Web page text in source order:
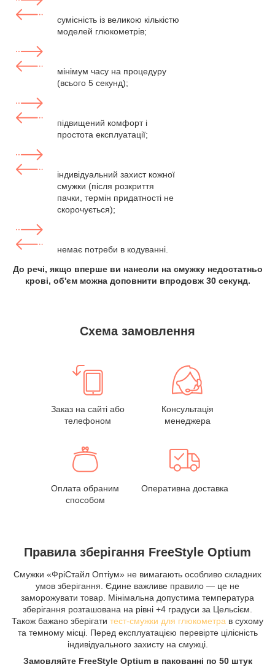
сумісність із великою кількістю
моделей глюкометрів;
мінімум часу на процедуру
(всього 5 секунд);
підвищений комфорт і
простота експлуатації;
індивідуальний захист кожної
смужки (після розкриття
пачки, термін придатності не
скорочується);
немає потреби в кодуванні.
До речі, якщо вперше ви нанесли на смужку недостатньо
крові, об'єм можна доповнити впродовж 30 секунд.
Схема замовлення
Заказ на сайті або
телефоном
Консультація
менеджера
Оплата обраним
способом
Оперативна доставка
Правила зберігання FreeStyle Optium
Смужки «ФріСтайл Оптіум» не вимагають особливо складних
умов зберігання. Єдине важливе правило — це не
заморожувати товар. Мінімальна допустима температура
зберігання розташована на рівні +4 градуси за Цельсієм.
Також бажано зберігати тест-смужки для глюкометра в сухому
та темному місці. Перед експлуатацією перевірте цілісність
індивідуального захисту на смужці.
Замовляйте FreeStyle Optium в пакованні по 50 штук